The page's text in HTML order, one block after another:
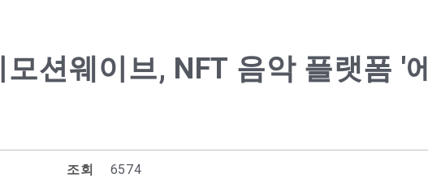
모션웨이브, NFT 음악 플랫폼 '
조회 6574